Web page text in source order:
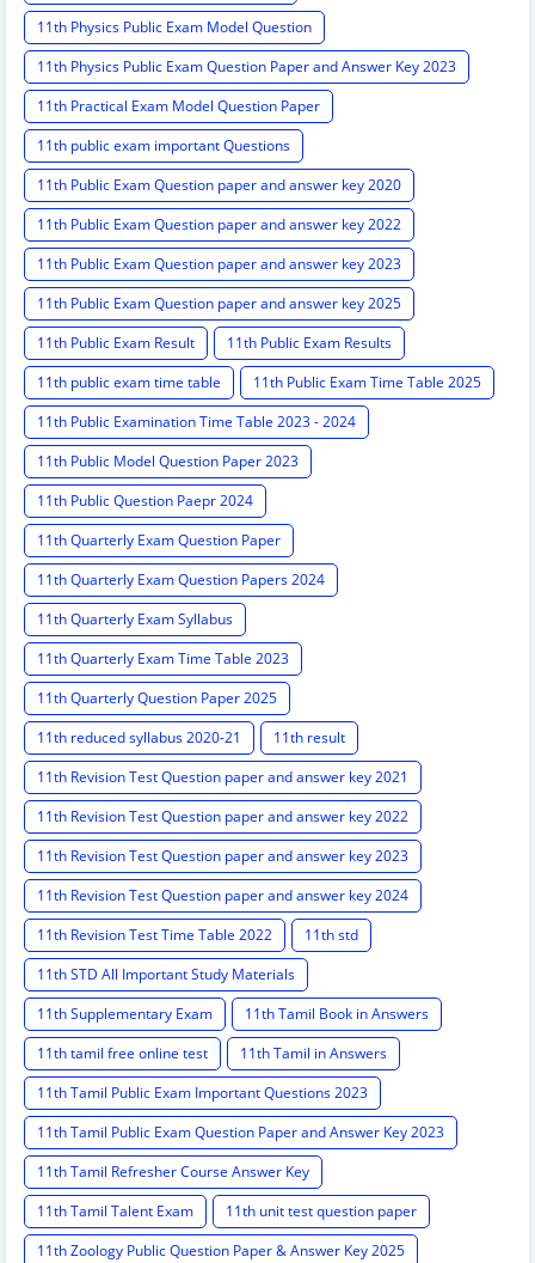
11th Physics Public Exam Model Question
11th Physics Public Exam Question Paper and Answer Key 2023
11th Practical Exam Model Question Paper
11th public exam important Questions
11th Public Exam Question paper and answer key 2020
11th Public Exam Question paper and answer key 2022
11th Public Exam Question paper and answer key 2023
11th Public Exam Question paper and answer key 2025
11th Public Exam Result
11th Public Exam Results
11th public exam time table
11th Public Exam Time Table 2025
11th Public Examination Time Table 2023 - 2024
11th Public Model Question Paper 2023
11th Public Question Paepr 2024
11th Quarterly Exam Question Paper
11th Quarterly Exam Question Papers 2024
11th Quarterly Exam Syllabus
11th Quarterly Exam Time Table 2023
11th Quarterly Question Paper 2025
11th reduced syllabus 2020-21
11th result
11th Revision Test Question paper and answer key 2021
11th Revision Test Question paper and answer key 2022
11th Revision Test Question paper and answer key 2023
11th Revision Test Question paper and answer key 2024
11th Revision Test Time Table 2022
11th std
11th STD All Important Study Materials
11th Supplementary Exam
11th Tamil Book in Answers
11th tamil free online test
11th Tamil in Answers
11th Tamil Public Exam Important Questions 2023
11th Tamil Public Exam Question Paper and Answer Key 2023
11th Tamil Refresher Course Answer Key
11th Tamil Talent Exam
11th unit test question paper
11th Zoology Public Question Paper & Answer Key 2025